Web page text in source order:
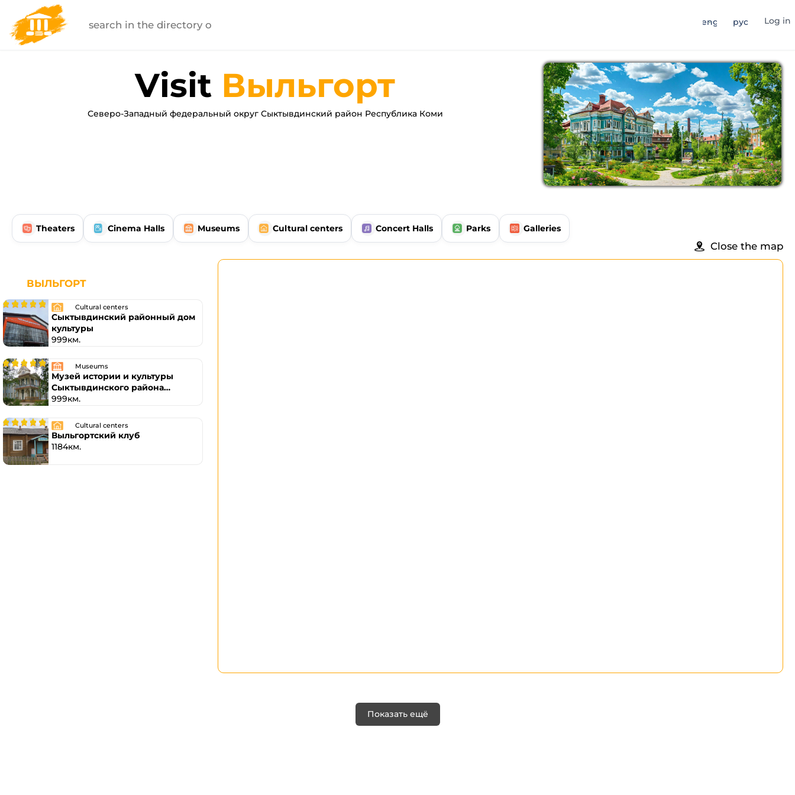
eng рус Log in
Visit Выльгорт
Северо-Западный федеральный округ Сыктывдинский район Республика Коми
Close the map
Theaters Cinema Halls Museums Cultural centers Concert Halls Parks Galleries
ВЫЛЬГОРТ
Cultural centers
Сыктывдинский районный дом
культуры
999км.
Museums
Музей истории и культуры
Сыктывдинского района
имени Э.А. Налимовой
999км.
Cultural centers
Выльгортский клуб
1184км.
Показать ещё